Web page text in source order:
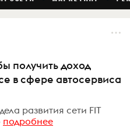
получить доход
в сфере автосервиса
развития сети FIT
подробнее